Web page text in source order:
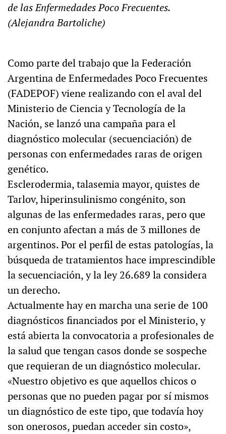
de las Enfermedades Poco Frecuentes.
(Alejandra Bartoliche)
Como parte del trabajo que la Federación
Argentina de Enfermedades Poco Frecuentes
(FADEPOF) viene realizando con el aval del
Ministerio de Ciencia y Tecnología de la
Nación, se lanzó una campaña para el
diagnóstico molecular (secuenciación) de
personas con enfermedades raras de origen
genético.
Esclerodermia, talasemia mayor, quistes de
Tarlov, hiperinsulinismo congénito, son
algunas de las enfermedades raras, pero que
en conjunto afectan a más de 3 millones de
argentinos. Por el perfil de estas patologías, la
búsqueda de tratamientos hace imprescindible
la secuenciación, y la ley 26.689 la considera
un derecho.
Actualmente hay en marcha una serie de 100
diagnósticos financiados por el Ministerio, y
está abierta la convocatoria a profesionales de
la salud que tengan casos donde se sospeche
que requieran de un diagnóstico molecular.
«Nuestro objetivo es que aquellos chicos o
personas que no pueden pagar por sí mismos
un diagnóstico de este tipo, que todavía hoy
son onerosos, puedan acceder sin costo»,